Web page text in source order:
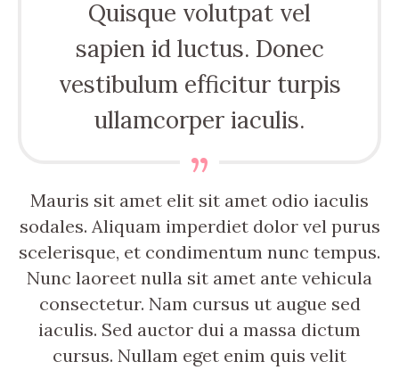
Quisque volutpat vel
sapien id luctus. Donec
vestibulum efficitur turpis
ullamcorper iaculis.
Mauris sit amet elit sit amet odio iaculis
sodales. Aliquam imperdiet dolor vel purus
scelerisque, et condimentum nunc tempus.
Nunc laoreet nulla sit amet ante vehicula
consectetur. Nam cursus ut augue sed
iaculis. Sed auctor dui a massa dictum
cursus. Nullam eget enim quis velit